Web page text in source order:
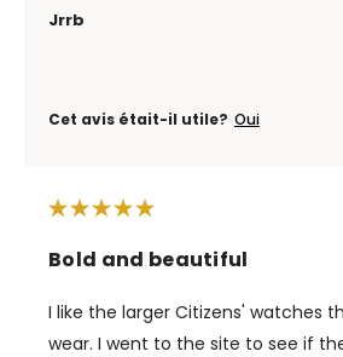
Jrrb
Cet avis était-il utile? Oui
Bold and beautiful
I like the larger Citizens' watches
wear. I went to the site to see if